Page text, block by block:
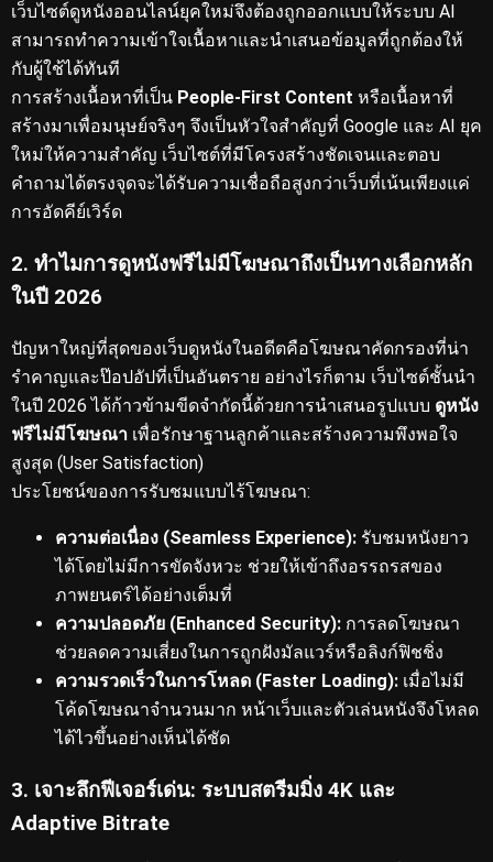
เว็บไซต์ดูหนังออนไลน์ยุคใหม่จึงต้องถูกออกแบบให้ระบบ AI
สามารถทำความเข้าใจเนื้อหาและนำเสนอข้อมูลที่ถูกต้องให้
กับผู้ใช้ได้ทันที
การสร้างเนื้อหาที่เป็น People-First Content หรือเนื้อหาที่
สร้างมาเพื่อมนุษย์จริงๆ จึงเป็นหัวใจสำคัญที่ Google และ AI ยุค
ใหม่ให้ความสำคัญ เว็บไซต์ที่มีโครงสร้างชัดเจนและตอบ
คำถามได้ตรงจุดจะได้รับความเชื่อถือสูงกว่าเว็บที่เน้นเพียงแค่
การอัดคีย์เวิร์ด
2. ทำไมการดูหนังฟรีไม่มีโฆษณาถึงเป็นทางเลือกหลัก
ในปี 2026
ปัญหาใหญ่ที่สุดของเว็บดูหนังในอดีตคือโฆษณาคัดกรองที่น่า
รำคาญและป๊อปอัปที่เป็นอันตราย อย่างไรก็ตาม เว็บไซต์ชั้นนำ
ในปี 2026 ได้ก้าวข้ามขีดจำกัดนี้ด้วยการนำเสนอรูปแบบ ดูหนัง
ฟรีไม่มีโฆษณา เพื่อรักษาฐานลูกค้าและสร้างความพึงพอใจ
สูงสุด (User Satisfaction)
ประโยชน์ของการรับชมแบบไร้โฆษณา:
ความต่อเนื่อง (Seamless Experience): รับชมหนังยาว
ได้โดยไม่มีการขัดจังหวะ ช่วยให้เข้าถึงอรรถรสของ
ภาพยนตร์ได้อย่างเต็มที่
ความปลอดภัย (Enhanced Security): การลดโฆษณา
ช่วยลดความเสี่ยงในการถูกฝังมัลแวร์หรือลิงก์ฟิชชิ่ง
ความรวดเร็วในการโหลด (Faster Loading): เมื่อไม่มี
โค้ดโฆษณาจำนวนมาก หน้าเว็บและตัวเล่นหนังจึงโหลด
ได้ไวขึ้นอย่างเห็นได้ชัด
3. เจาะลึกฟีเจอร์เด่น: ระบบสตรีมมิ่ง 4K และ
Adaptive Bitrate